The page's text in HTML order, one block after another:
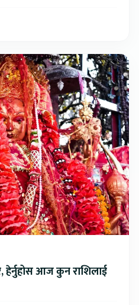
आज कुन राशिलाई